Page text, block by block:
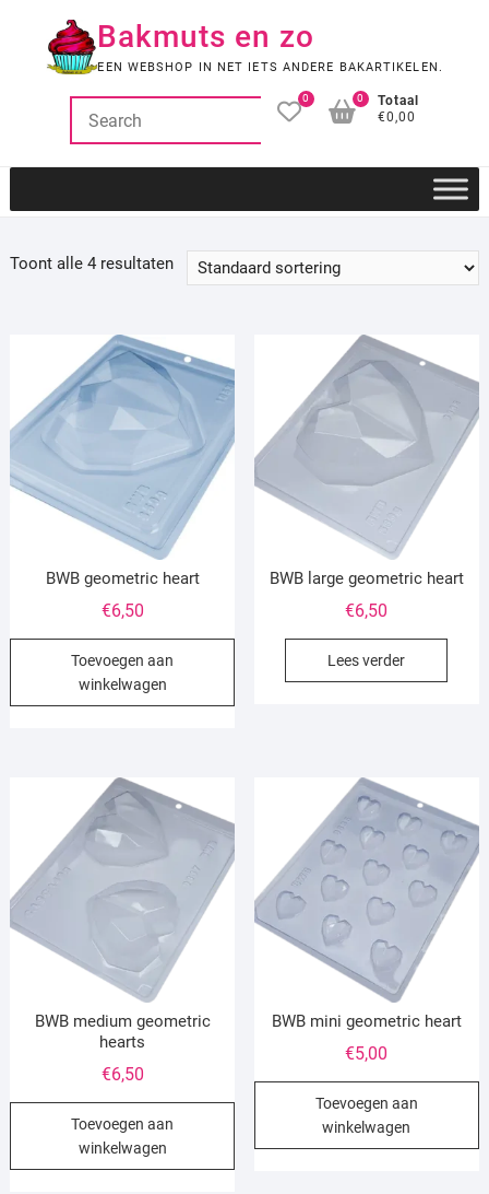
Bakmuts en zo
EEN WEBSHOP IN NET IETS ANDERE BAKARTIKELEN.
0
Totaal
€0,00
0
Toont alle 4 resultaten
BWB geometric heart
€6,50
Toevoegen aan
winkelwagen
BWB large geometric heart
€6,50
Lees verder
BWB medium geometric
hearts
€6,50
Toevoegen aan
winkelwagen
BWB mini geometric heart
€5,00
Toevoegen aan
winkelwagen